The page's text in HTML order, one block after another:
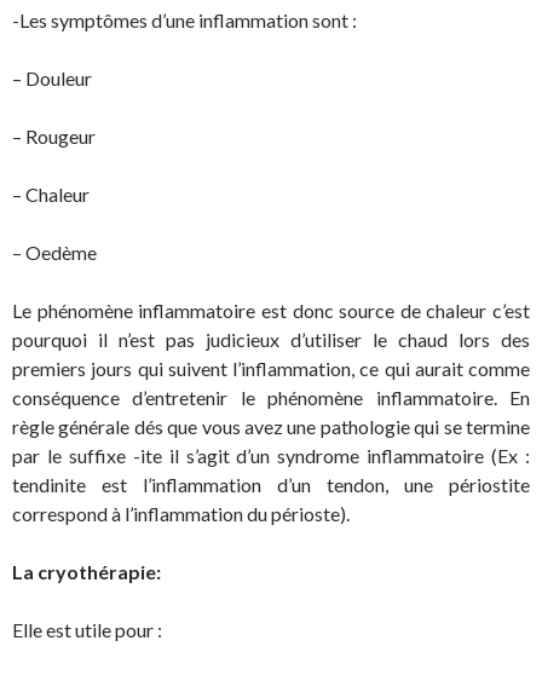
-Les symptômes d’une inflammation sont :
– Douleur
– Rougeur
– Chaleur
– Oedème
Le phénomène inflammatoire est donc source de chaleur c’est
pourquoi il n’est pas judicieux d’utiliser le chaud lors des
premiers jours qui suivent l’inflammation, ce qui aurait comme
conséquence d’entretenir le phénomène inflammatoire. En
règle générale dés que vous avez une pathologie qui se termine
par le suffixe -ite il s’agit d’un syndrome inflammatoire (Ex :
tendinite est l’inflammation d’un tendon, une périostite
correspond à l’inflammation du périoste).
La cryothérapie:
Elle est utile pour :